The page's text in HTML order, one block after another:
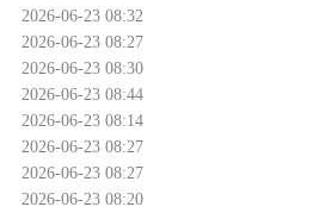
2026-06-23 08:32
2026-06-23 08:27
2026-06-23 08:30
2026-06-23 08:44
2026-06-23 08:14
2026-06-23 08:27
2026-06-23 08:27
2026-06-23 08:20